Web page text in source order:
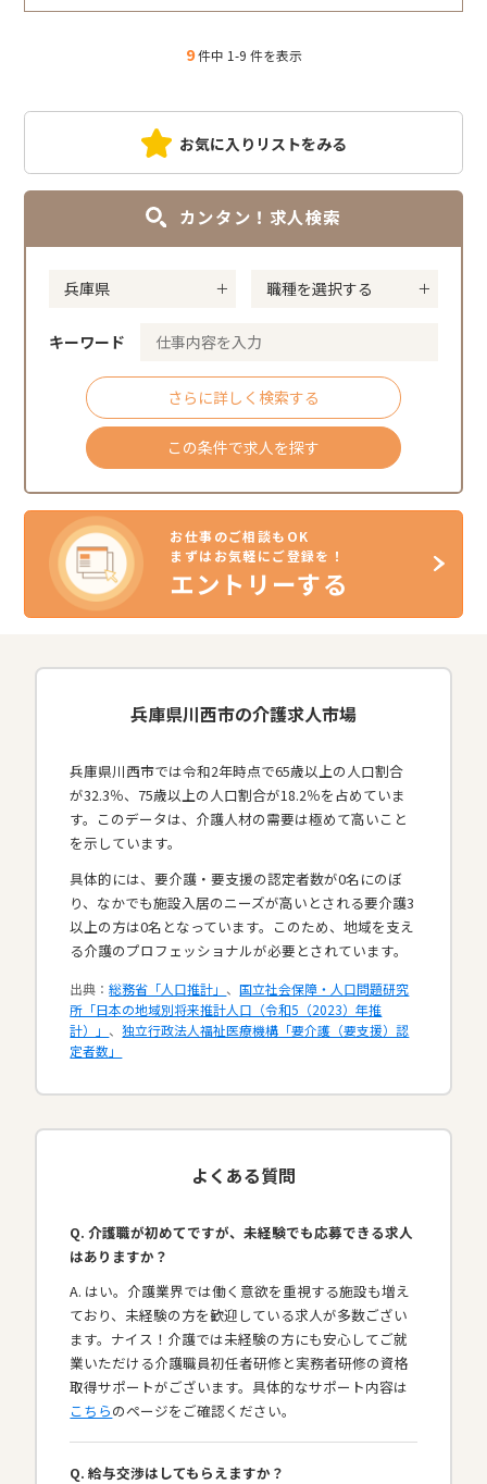
9件中 1-9 件を表示
お気に入りリストをみる
カンタン！求人検索
キーワード
さらに詳しく検索する
この条件で求人を探す
お仕事のご相談もOK
まずはお気軽にご登録を！
エントリーする
兵庫県川西市の介護求人市場
兵庫県川西市では令和2年時点で65歳以上の人口割合
が32.3％、75歳以上の人口割合が18.2％を占めていま
す。このデータは、介護人材の需要は極めて高いこと
を示しています。
具体的には、要介護・要支援の認定者数が0名にのぼ
り、なかでも施設入居のニーズが高いとされる要介護3
以上の方は0名となっています。このため、地域を支え
る介護のプロフェッショナルが必要とされています。​
出典：総務省「人口推計」 、国立社会保障・人口問題研究
所「日本の地域別将来推計人口（令和5（2023）年推
計）」 、独立行政法人福祉医療機構「要介護（要支援）認
定者数」
よくある質問
Q. 介護職が初めてですが、未経験でも応募できる求人
はありますか？
A. はい。介護業界では働く意欲を重視する施設も増え
ており、未経験の方を歓迎している求人が多数ござい
ます。ナイス！介護では未経験の方にも安心してご就
業いただける介護職員初任者研修と実務者研修の資格
取得サポートがございます。具体的なサポート内容は
こちらのページをご確認ください。
Q. 給与交渉はしてもらえますか？